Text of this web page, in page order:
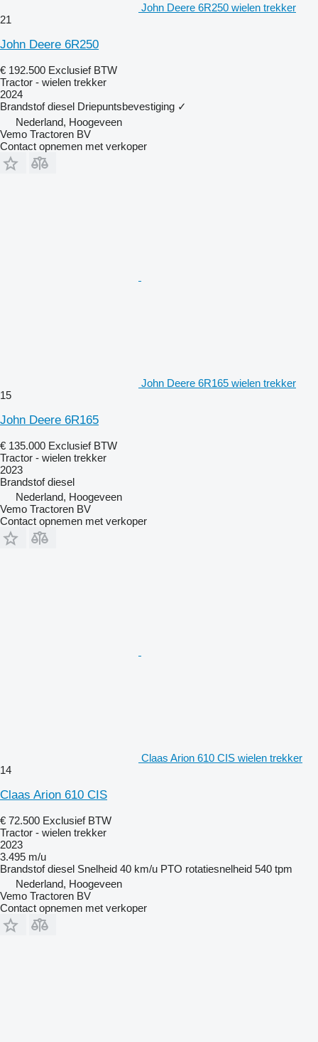
John Deere 6R250 wielen trekker
21
John Deere 6R250
€ 192.500 Exclusief BTW
Tractor - wielen trekker
2024
Brandstof diesel Driepuntsbevestiging ✓
Nederland, Hoogeveen
Vemo Tractoren BV
Contact opnemen met verkoper
John Deere 6R165 wielen trekker
15
John Deere 6R165
€ 135.000 Exclusief BTW
Tractor - wielen trekker
2023
Brandstof diesel
Nederland, Hoogeveen
Vemo Tractoren BV
Contact opnemen met verkoper
Claas Arion 610 CIS wielen trekker
14
Claas Arion 610 CIS
€ 72.500 Exclusief BTW
Tractor - wielen trekker
2023
3.495 m/u
Brandstof diesel Snelheid 40 km/u PTO rotatiesnelheid 540 tpm
Nederland, Hoogeveen
Vemo Tractoren BV
Contact opnemen met verkoper